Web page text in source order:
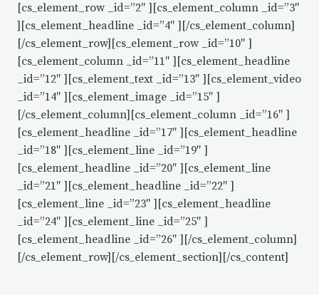
[cs_element_row _id=”2″ ][cs_element_column _id=”3″
][cs_element_headline _id=”4″ ][/cs_element_column]
[/cs_element_row][cs_element_row _id=”10″ ]
[cs_element_column _id=”11″ ][cs_element_headline
_id=”12″ ][cs_element_text _id=”13″ ][cs_element_video
_id=”14″ ][cs_element_image _id=”15″ ]
[/cs_element_column][cs_element_column _id=”16″ ]
[cs_element_headline _id=”17″ ][cs_element_headline
_id=”18″ ][cs_element_line _id=”19″ ]
[cs_element_headline _id=”20″ ][cs_element_line
_id=”21″ ][cs_element_headline _id=”22″ ]
[cs_element_line _id=”23″ ][cs_element_headline
_id=”24″ ][cs_element_line _id=”25″ ]
[cs_element_headline _id=”26″ ][/cs_element_column]
[/cs_element_row][/cs_element_section][/cs_content]